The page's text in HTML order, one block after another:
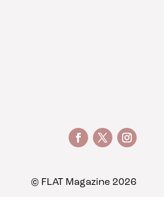
© FLAT Magazine 2026